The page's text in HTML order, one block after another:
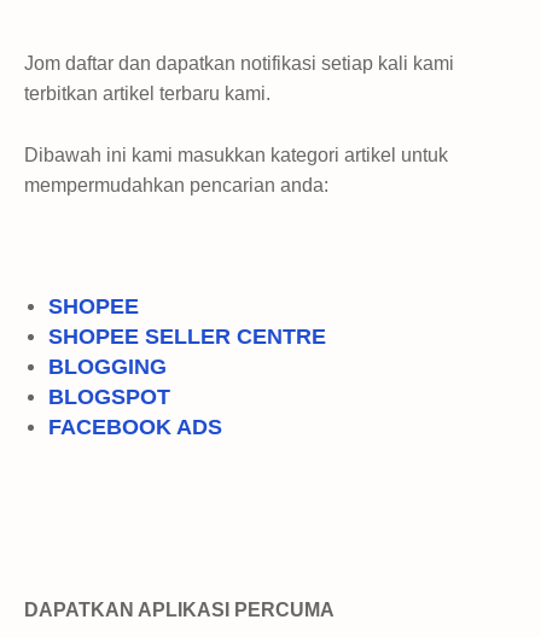
Jom daftar dan dapatkan notifikasi setiap kali kami
terbitkan artikel terbaru kami.
Dibawah ini kami masukkan kategori artikel untuk
mempermudahkan pencarian anda:
SHOPEE
SHOPEE SELLER CENTRE
BLOGGING
BLOGSPOT
FACEBOOK ADS
DAPATKAN APLIKASI PERCUMA